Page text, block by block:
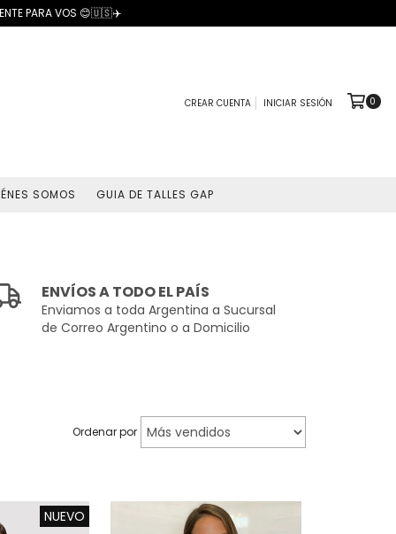
PARA VOS 😊🇺🇸✈️
CREAR CUENTA INICIAR SESIÓN 0
SOMOS GUIA DE TALLES GAP
ENVÍOS A TODO EL PAÍS
Enviamos a toda Argentina a Sucursal
de Correo Argentino o a Domicilio
Ordenar por
NUEVO